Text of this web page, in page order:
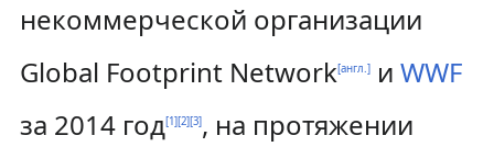
некоммерческой организации
Global Footprint Network[англ.]и WWF
за 2014 год[1][2][3], на протяжении